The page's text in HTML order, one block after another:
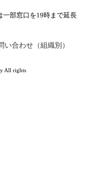
部窓口を19時まで延長
い合わせ（組織別）
All rights